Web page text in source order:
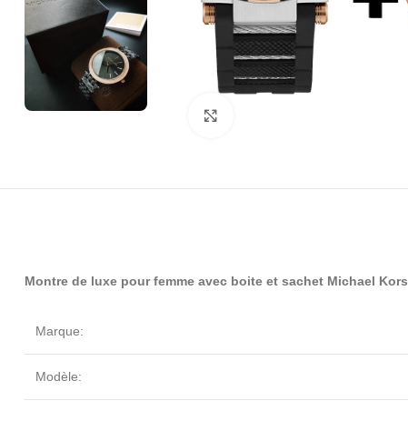
Montre de luxe pour femme avec boite et sachet Michael Kors
Marque:
Modèle: